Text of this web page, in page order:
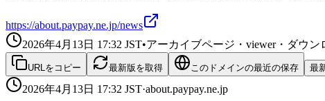
https://about.paypay.ne.jp/news
2026年4月13日 17:32 JST•アーカイブページ・viewer・ダウ
URLをコピー 最新版を取得 このドメインの最近の保存 最
2026年4月13日 17:32 JST·about.paypay.ne.jp